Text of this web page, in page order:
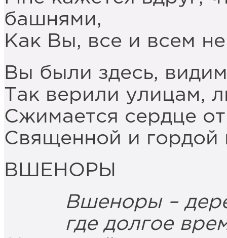
башнями,
Как Вы, все и всем
Вы были здесь,
Так верили улицам,
Сжимается сердце
Священной и гордой
ВШЕНОРЫ
Вшеноры –
где долгое